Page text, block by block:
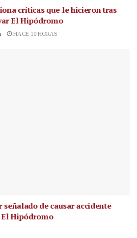
críticas que le hicieron tras
El Hipódromo
HACE 10 HORAS
señalado de causar accidente
Hipódromo